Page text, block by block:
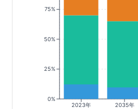
2023年 2035年
0%
25%
50%
75%